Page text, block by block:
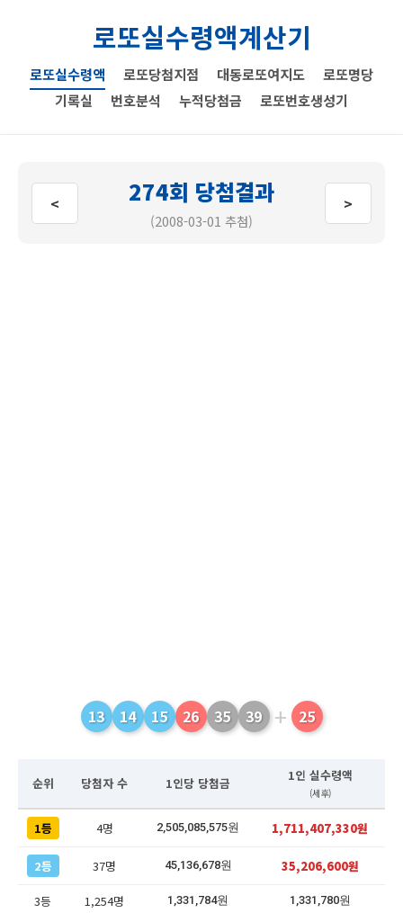
로또실수령액계산기
로또실수령액 로또당첨지점 대동로또여지도
로또명당
기록실
번호분석 누적당첨금 로또번호생성기
< 274회 당첨결과
(2008-03-01 추첨)
>
13 14 15 26 35 39 + 25
순위 당첨자 수 1인당 당첨금 1인 실수령액
(세후)
1등 4명 2,505,085,575원 1,711,407,330원
2등 37명 45,136,678원 35,206,600원
3등 1,254명 1,331,784원 1,331,780원